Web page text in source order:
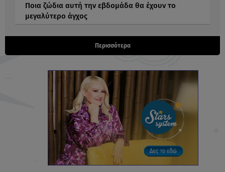
Ποια ζώδια αυτή την εβδομάδα θα έχουν το
μεγαλύτερο άγχος
Περισσότερα